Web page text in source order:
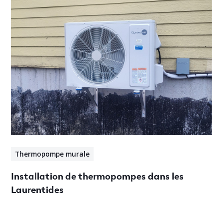
Thermopompe murale
Installation de thermopompes dans les
Laurentides